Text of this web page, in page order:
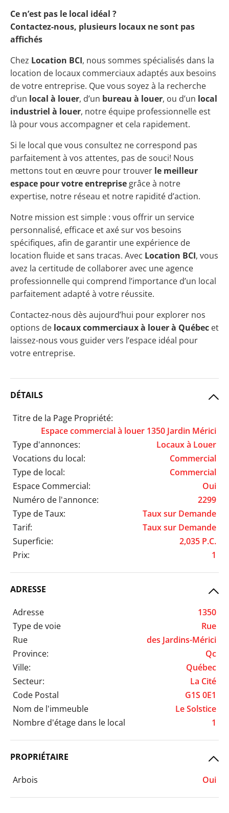
Ce n’est pas le local idéal ?
Contactez-nous, plusieurs locaux ne sont pas
affichés
Chez Location BCI, nous sommes spécialisés dans la
location de locaux commerciaux adaptés aux besoins
de votre entreprise. Que vous soyez à la recherche
d’un local à louer, d’un bureau à louer, ou d’un local
industriel à louer, notre équipe professionnelle est
là pour vous accompagner et cela rapidement.
Si le local que vous consultez ne correspond pas
parfaitement à vos attentes, pas de souci! Nous
mettons tout en œuvre pour trouver le meilleur
espace pour votre entreprise grâce à notre
expertise, notre réseau et notre rapidité d’action.
Notre mission est simple : vous offrir un service
personnalisé, efficace et axé sur vos besoins
spécifiques, afin de garantir une expérience de
location fluide et sans tracas. Avec Location BCI, vous
avez la certitude de collaborer avec une agence
professionnelle qui comprend l’importance d’un local
parfaitement adapté à votre réussite.
Contactez-nous dès aujourd’hui pour explorer nos
options de locaux commerciaux à louer à Québec et
laissez-nous vous guider vers l’espace idéal pour
votre entreprise.
DÉTAILS
Titre de la Page Propriété:
Espace commercial à louer 1350 Jardin Mérici
Type d'annonces:
Locaux à Louer
Vocations du local:
Commercial
Type de local:
Commercial
Espace Commercial:
Oui
Numéro de l'annonce:
2299
Type de Taux:
Taux sur Demande
Tarif:
Taux sur Demande
Superficie:
2,035 P.C.
Prix:
1
ADRESSE
Adresse
1350
Type de voie
Rue
Rue
des Jardins-Mérici
Province:
Qc
Ville:
Québec
Secteur:
La Cité
Code Postal
G1S 0E1
Nom de l'immeuble
Le Solstice
Nombre d'étage dans le local
1
PROPRIÉTAIRE
Arbois Oui